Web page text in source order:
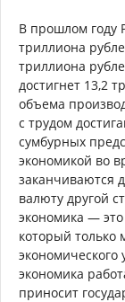
В прошлом году
триллиона
триллиона
достигнет 13,2
объема
с трудом
сумбурных
экономикой во
заканчиваются
валюту другой
экономика —
который только
экономического
экономика
приносит